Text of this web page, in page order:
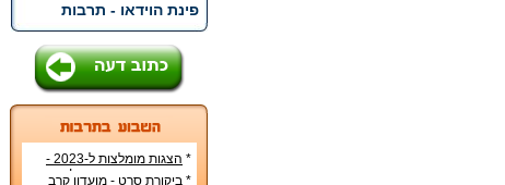
פינת הוידאו - תרבות
*
הצגות מומלצות ל-2023 -
הרשימה הטובה ביותר!
* ביקורת סרט - מועדון קרב